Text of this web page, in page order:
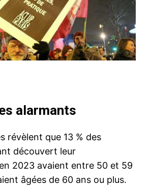
alarmants
révèlent que 13 % des
découvert leur
2023 avaient entre 50 et 59
âgées de 60 ans ou plus.